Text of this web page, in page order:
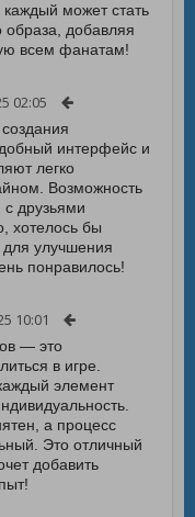
каждый может стать
добавляя
всем фанатам!
02:05
интерфейс и
легко
Возможность
друзьями
хотелось бы
улучшения
понравилось!
10:01
— это
в игре.
элемент
а процесс
Это отличный
добавить